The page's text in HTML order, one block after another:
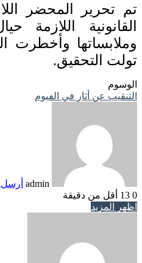
تم تحرير المحضر
القانونية اللازمة
وملابساتها وأخطرت
تولت التحقيق.
الوسوم
التنقيب عن أثار في الفيوم
admin أرسل
0
أقل من دقيقة
اظهر المزيد